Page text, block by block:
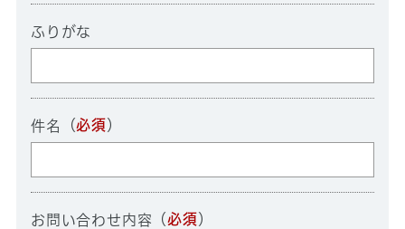
ふりがな
件名 （必須 ）
お問い合わせ内容 （必須 ）